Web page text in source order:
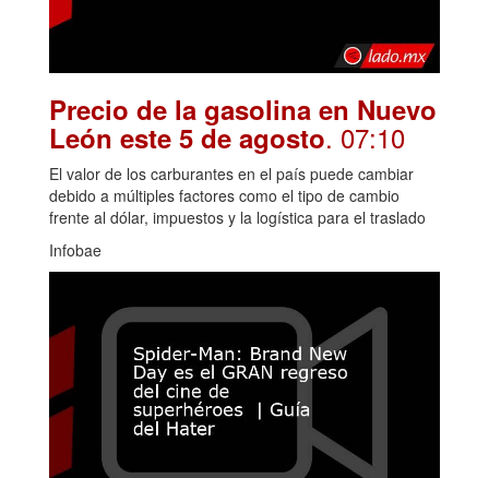
Precio de la gasolina en Nuevo
León este 5 de agosto. 07:10
El valor de los carburantes en el país puede cambiar
debido a múltiples factores como el tipo de cambio
frente al dólar, impuestos y la logística para el traslado
Infobae